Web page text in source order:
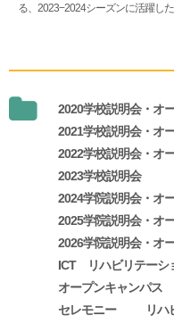
る、2023−2024シーズンに活躍し
2020学校説明会・オ
2021学校説明会・オ
2022学校説明会・オ
2023学校説明会
2024学院説明会・オ
2025学院説明会・オ
2026学院説明会・オ
ICT リハビリテーシ
オープンキャンパス
セレモニー
リハ